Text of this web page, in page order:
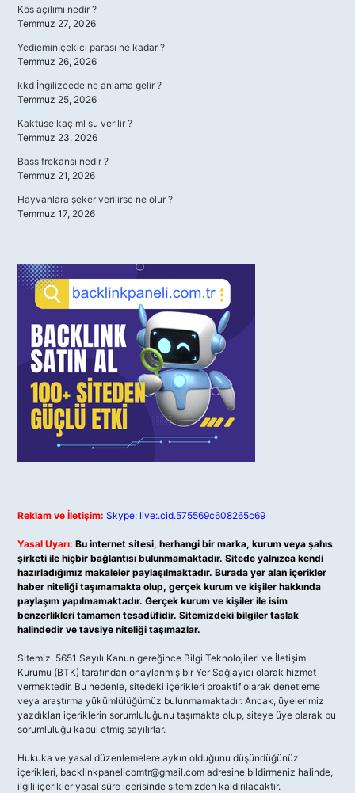
Kös açılımı nedir ?
Temmuz 27, 2026
Yediemin çekici parası ne kadar ?
Temmuz 26, 2026
kkd İngilizcede ne anlama gelir ?
Temmuz 25, 2026
Kaktüse kaç ml su verilir ?
Temmuz 23, 2026
Bass frekansı nedir ?
Temmuz 21, 2026
Hayvanlara şeker verilirse ne olur ?
Temmuz 17, 2026
Reklam ve İletişim: Skype: live:.cid.575569c608265c69
Yasal Uyarı: Bu internet sitesi, herhangi bir marka, kurum veya şahıs
şirketi ile hiçbir bağlantısı bulunmamaktadır. Sitede yalnızca kendi
hazırladığımız makaleler paylaşılmaktadır. Burada yer alan içerikler
haber niteliği taşımamakta olup, gerçek kurum ve kişiler hakkında
paylaşım yapılmamaktadır. Gerçek kurum ve kişiler ile isim
benzerlikleri tamamen tesadüfidir. Sitemizdeki bilgiler taslak
halindedir ve tavsiye niteliği taşımazlar.
Sitemiz, 5651 Sayılı Kanun gereğince Bilgi Teknolojileri ve İletişim
Kurumu (BTK) tarafından onaylanmış bir Yer Sağlayıcı olarak hizmet
vermektedir. Bu nedenle, sitedeki içerikleri proaktif olarak denetleme
veya araştırma yükümlülüğümüz bulunmamaktadır. Ancak, üyelerimiz
yazdıkları içeriklerin sorumluluğunu taşımakta olup, siteye üye olarak bu
sorumluluğu kabul etmiş sayılırlar.
Hukuka ve yasal düzenlemelere aykırı olduğunu düşündüğünüz
içerikleri, backlinkpanelicomtr@gmail.com adresine bildirmeniz halinde,
ilgili içerikler yasal süre içerisinde sitemizden kaldırılacaktır.